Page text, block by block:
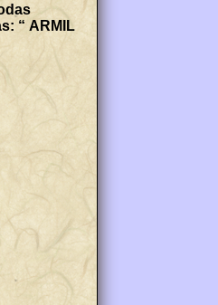
“ ARMIL